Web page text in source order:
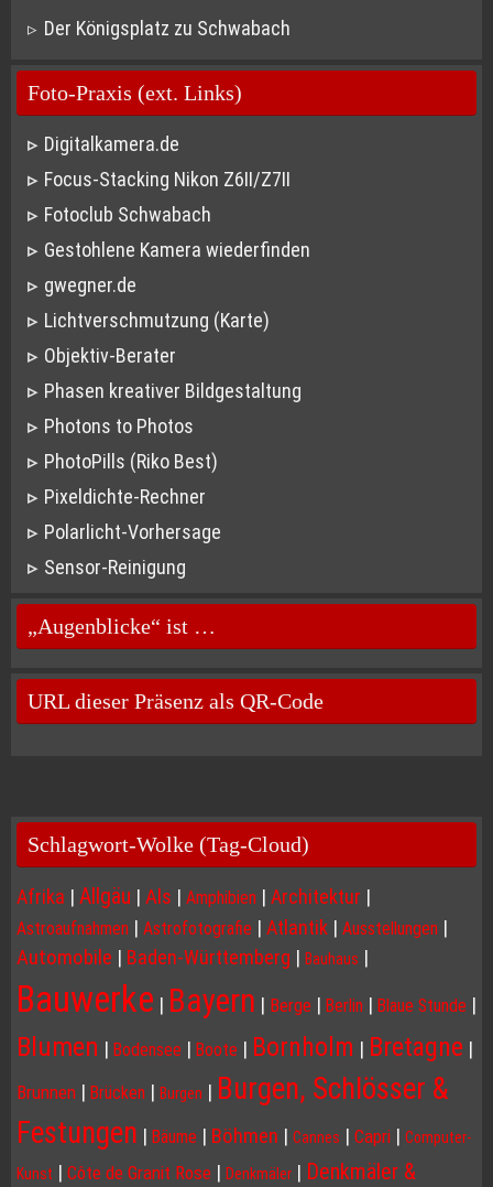
Der Königsplatz zu Schwabach
Foto-Praxis (ext. Links)
Digitalkamera.de
Focus-Stacking Nikon Z6II/Z7II
Fotoclub Schwabach
Gestohlene Kamera wiederfinden
gwegner.de
Lichtverschmutzung (Karte)
Objektiv-Berater
Phasen kreativer Bildgestaltung
Photons to Photos
PhotoPills (Riko Best)
Pixeldichte-Rechner
Polarlicht-Vorhersage
Sensor-Reinigung
„Augenblicke“ ist …
URL dieser Präsenz als QR-Code
Schlagwort-Wolke (Tag-Cloud)
Afrika | Allgäu | Als | Amphibien | Architektur |
Astroaufnahmen | Astrofotografie | Atlantik | Ausstellungen |
Automobile | Baden-Württemberg | Bauhaus |
Bauwerke | Bayern | Berge | Berlin | Blaue Stunde |
Blumen | Bodensee | Boote | Bornholm | Bretagne |
Brunnen | Brücken | Burgen | Burgen, Schlösser &
Festungen | Bäume | Böhmen | Cannes | Capri | Computer-
Kunst | Côte de Granit Rose | Denkmäler | Denkmäler &